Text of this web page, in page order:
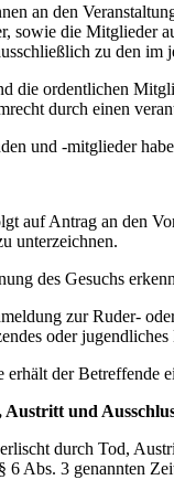
an den
sowie die Mitglieder
zu den
die ordentlichen
durch einen
und -mitglieder
auf Antrag an den
unterzeichnen.
des Gesuchs
zur Ruder-
oder
erhält der Betreffende
Austritt und
durch Tod,
6 Abs. 3 genannten